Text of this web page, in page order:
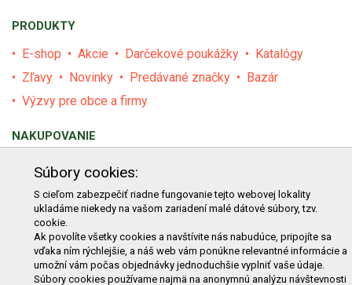
PRODUKTY
E-shop Akcie Darčekové poukážky
Katalógy
Zľavy
Novinky Predávané značky
Bazár
Výzvy pre obce a firmy
NAKUPOVANIE
Obchodné podmienky
Reklamačný poriadok
Reklamačný protokol
Odstúpenie od kúpy
Protokol na odstúpenie od kúpy
Alternatívne riešenie sporu
Ochrana osobných údajov
Používanie cookies
Nákup na splátky
Súbory cookies:
S cieľom zabezpečiť riadne fungovanie tejto webovej lokality
ukladáme niekedy na vašom zariadení malé dátové súbory, tzv.
cookie.
Ak povolíte všetky cookies a navštívite nás nabudúce, pripojíte sa
vďaka ním rýchlejšie, a náš web vám ponúkne relevantné informácie a
umožní vám počas objednávky jednoduchšie vyplniť vaše údaje.
Súbory cookies používame najmä na anonymnú analýzu návštevnosti